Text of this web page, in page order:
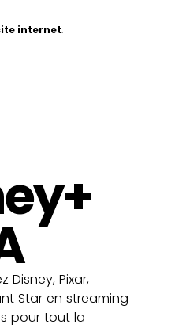
internet.
Disney, Pixar,
Star en streaming
pour tout la